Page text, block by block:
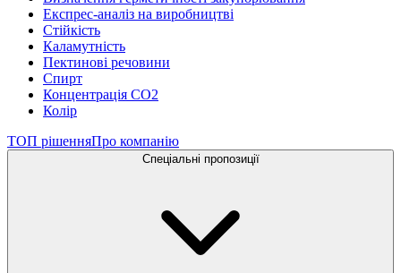
Експрес-аналіз на виробництві
Стійкість
Каламутність
Пектинові речовини
Спирт
Концентрація СО2
Колір
ТОП рішенняПро компанію
Спеціальні пропозиції